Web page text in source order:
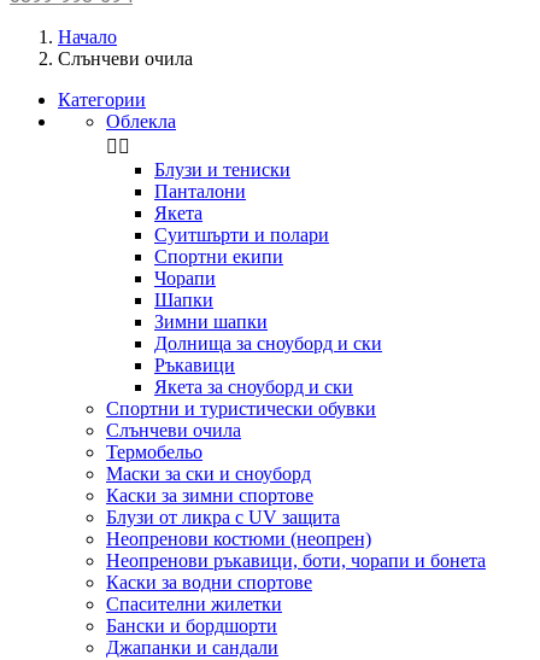
Начало
Слънчеви очила
Категории
Облекла
 
Блузи и тениски
Панталони
Якета
Суитшърти и полари
Спортни екипи
Чорапи
Шапки
Зимни шапки
Долнища за сноуборд и ски
Ръкавици
Якета за сноуборд и ски
Спортни и туристически обувки
Слънчеви очила
Термобельо
Маски за ски и сноуборд
Каски за зимни спортове
Блузи от ликра с UV защита
Неопренови костюми (неопрен)
Неопренови ръкавици, боти, чорапи и бонета
Каски за водни спортове
Спасителни жилетки
Бански и бордшорти
Джапанки и сандали